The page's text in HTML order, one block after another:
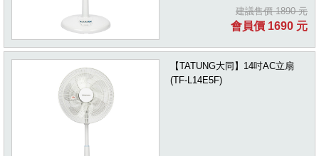
建議售價 1890 元
會員價 1690 元
【TATUNG大同】14吋AC立扇
(TF-L14E5F)